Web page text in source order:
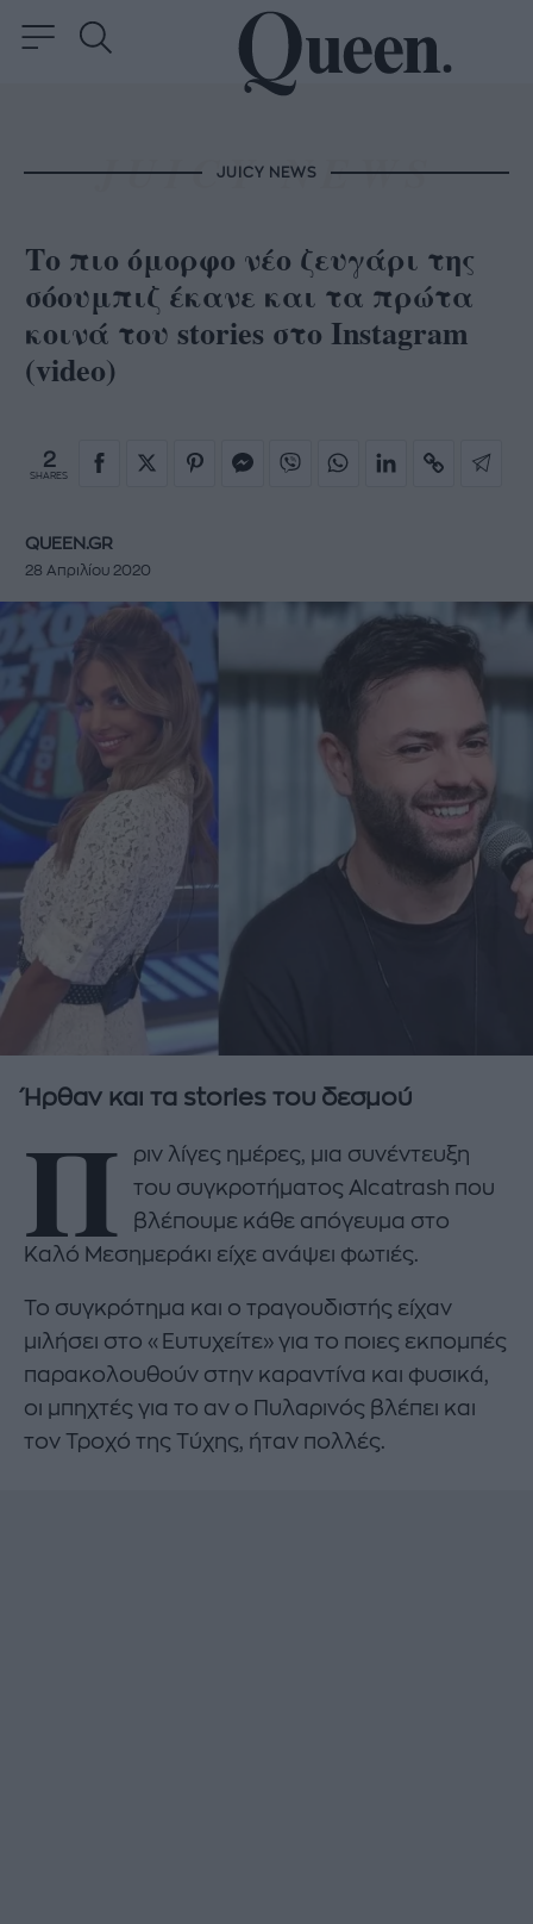
JUICY NEWS
Το πιο όμορφο νέο ζευγάρι της
σόουμπιζ έκανε και τα πρώτα
κοινά του stories στο Instagram
(video)
2
SHARES
QUEEN.GR
28 Απριλίου 2020
Ήρθαν και τα stories του δεσμού
Π
ριν λίγες ημέρες, μια συνέντευξη
του συγκροτήματος Alcatrash που
βλέπουμε κάθε απόγευμα στο
Καλό Μεσημεράκι είχε ανάψει φωτιές.
Το συγκρότημα και ο τραγουδιστής είχαν
μιλήσει στο «Ευτυχείτε» για το ποιες εκπομπές
παρακολουθούν στην καραντίνα και φυσικά,
οι μπηχτές για το αν ο Πυλαρινός βλέπει και
τον Τροχό της Τύχης, ήταν πολλές.